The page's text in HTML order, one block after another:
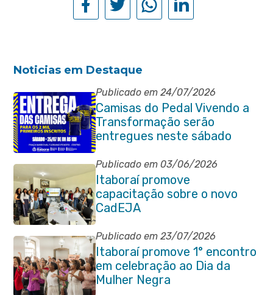
Noticias em Destaque
Publicado em 24/07/2026
Camisas do Pedal Vivendo a
Transformação serão
entregues neste sábado
(25/07)
Publicado em 03/06/2026
Itaboraí promove
capacitação sobre o novo
CadEJA
Publicado em 23/07/2026
Itaboraí promove 1° encontro
em celebração ao Dia da
Mulher Negra